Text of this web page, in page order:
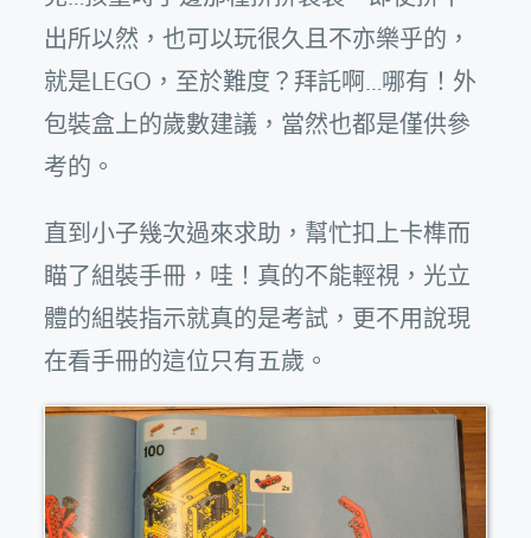
出所以然，也可以玩很久且不亦樂乎的，
就是LEGO，至於難度？拜託啊…哪有！外
包裝盒上的歲數建議，當然也都是僅供參
考的。
直到小子幾次過來求助，幫忙扣上卡榫而
瞄了組裝手冊，哇！真的不能輕視，光立
體的組裝指示就真的是考試，更不用說現
在看手冊的這位只有五歲。